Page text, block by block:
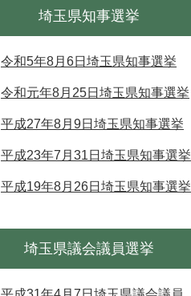
埼玉県知事選挙
令和5年8月6日埼玉県知事選挙
令和元年8月25日埼玉県知事選挙
平成27年8月9日埼玉県知事選挙
平成23年7月31日埼玉県知事選挙
平成19年8月26日埼玉県知事選挙
埼玉県議会議員選挙